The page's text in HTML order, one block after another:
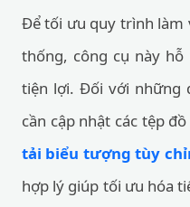
Để tối ưu quy trình làm
thống, công cụ này
tiện lợi. Đối với những
cần cập nhật các tệp
tải biểu tượng tùy
hợp lý giúp tối ưu hóa